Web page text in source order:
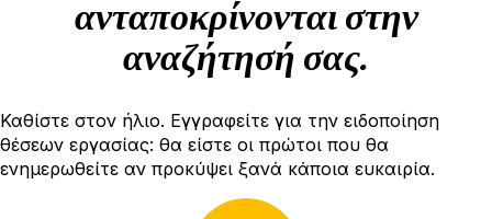
ανταποκρίνονται στην
αναζήτησή σας.
Καθίστε στον ήλιο. Εγγραφείτε για την ειδοποίηση
θέσεων εργασίας: θα είστε οι πρώτοι που θα
ενημερωθείτε αν προκύψει ξανά κάποια ευκαιρία.